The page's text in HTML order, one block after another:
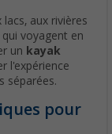
aux rivières
voyagent en
un kayak
l'expérience
séparées.
pour